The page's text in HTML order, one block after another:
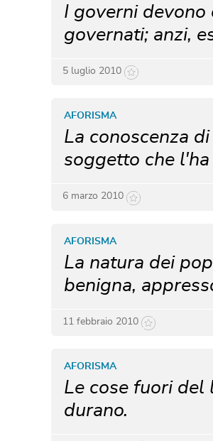
I governi
governati; anzi,
5 luglio 2010
La conoscenza
soggetto che
AFORISMA
6 marzo 2010
La natura dei
benigna,
AFORISMA
11 febbraio 2010
Le cose fuori del
durano.
AFORISMA